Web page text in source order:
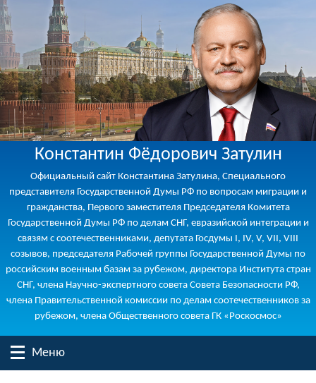
Константин Фёдорович Затулин
Официальный сайт Константина Затулина, Специального
представителя Государственной Думы РФ по вопросам миграции и
гражданства, Первого заместителя Председателя Комитета
Государственной Думы РФ по делам СНГ, евразийской интеграции и
связям с соотечественниками, депутата Госдумы I, IV, V, VII, VIII
созывов, председателя Рабочей группы Государственной Думы по
российским военным базам за рубежом, директора Института стран
СНГ, члена Научно-экспертного совета Совета Безопасности РФ,
члена Правительственной комиссии по делам соотечественников за
рубежом, члена Общественного совета ГК «Роскосмос»
Меню